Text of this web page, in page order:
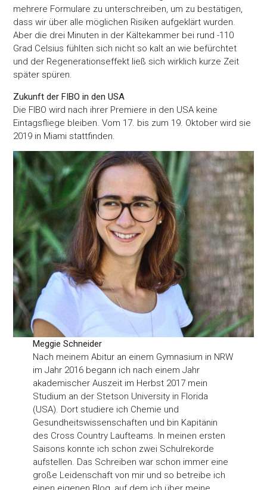
mehrere Formulare zu unterschreiben, um zu bestätigen,
dass wir über alle möglichen Risiken aufgeklärt wurden.
Aber die drei Minuten in der Kältekammer bei rund -110
Grad Celsius fühlten sich nicht so kalt an wie befürchtet
und der Regenerationseffekt ließ sich wirklich kurze Zeit
später spüren.
Zukunft der FIBO in den USA
Die FIBO wird nach ihrer Premiere in den USA keine
Eintagsfliege bleiben. Vom 17. bis zum 19. Oktober wird sie
2019 in Miami stattfinden.
Meggie Schneider
Nach meinem Abitur an einem Gymnasium in NRW
im Jahr 2016 begann ich nach einem Jahr
akademischer Auszeit im Herbst 2017 mein
Studium an der Stetson University in Florida
(USA). Dort studiere ich Chemie und
Gesundheitswissenschaften und bin Kapitänin
des Cross Country Laufteams. In meinen ersten
Saisons konnte ich schon zwei Schulrekorde
aufstellen. Das Schreiben war schon immer eine
große Leidenschaft von mir und so betreibe ich